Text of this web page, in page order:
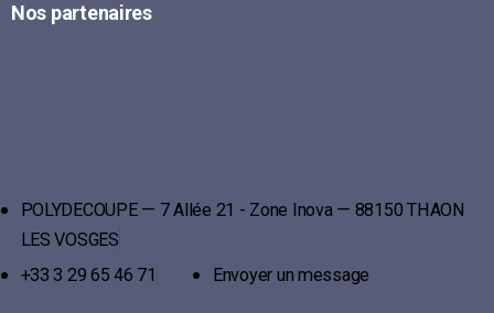
Nos partenaires
POLYDECOUPE — 7 Allée 21 - Zone Inova — 88150 THAON
LES VOSGES
+33 3 29 65 46 71
Envoyer un message